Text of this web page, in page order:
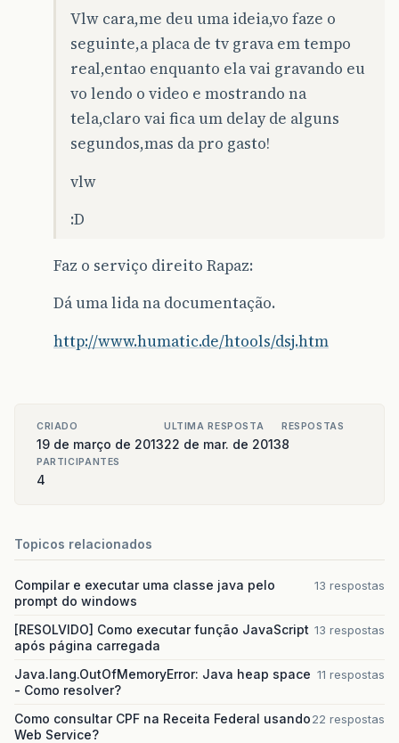
Vlw cara,me deu uma ideia,vo faze o
seguinte,a placa de tv grava em tempo
real,entao enquanto ela vai gravando eu
vo lendo o video e mostrando na
tela,claro vai fica um delay de alguns
segundos,mas da pro gasto!
vlw
:D
Faz o serviço direito Rapaz:
Dá uma lida na documentação.
http://www.humatic.de/htools/dsj.htm
CRIADO
19 de março de 2013
ULTIMA RESPOSTA
22 de mar. de 2013
RESPOSTAS
8
PARTICIPANTES
4
Topicos relacionados
Compilar e executar uma classe java pelo
prompt do windows
13 respostas
[RESOLVIDO] Como executar função JavaScript
após página carregada
13 respostas
Java.lang.OutOfMemoryError: Java heap space
- Como resolver?
11 respostas
Como consultar CPF na Receita Federal usando
Web Service?
22 respostas